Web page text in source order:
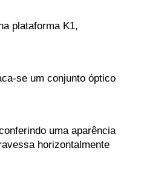
plataforma K1,
se um conjunto óptico
uma aparência
horizontalmente